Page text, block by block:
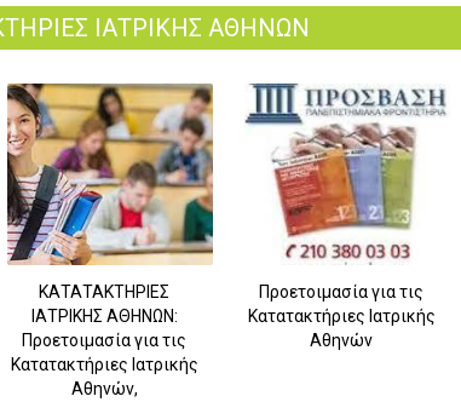
ΙΑΤΡΙΚΗΣ ΑΘΗΝΩΝ
ΚΑΤΑΤΑΚΤΗΡΙΕΣ
ΙΑΤΡΙΚΗΣ ΑΘΗΝΩΝ:
Προετοιμασία για τις
Κατατακτήριες Ιατρικής
Αθηνών,
Προετοιμασία για τις
Κατατακτήριες Ιατρικής
Αθηνών